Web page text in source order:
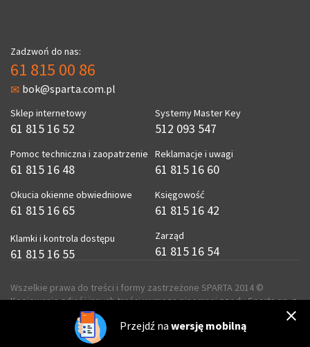
Zadzwoń do nas:
61 815 00 86
bok@sparta.com.pl
Sklep internetowy
61 815 16 52
Pomoc techniczna i zaopatrzenie
61 815 16 48
Okucia okienne obwiedniowe
61 815 16 65
Klamki i kontrola dostępu
61 815 16 55
Systemy Master Key
512 093 547
Reklamacje i uwagi
61 815 16 60
Księgowość
61 815 16 42
Zarząd
61 815 16 54
Wszelkie prawa do treści i formy zastrzeżone SPARTA 2014 ©
Kopiowanie zdjęć i innych treści wymaga pisemnej zgody Sparta sp. z
realizacja
Przejdź na wersję mobilną